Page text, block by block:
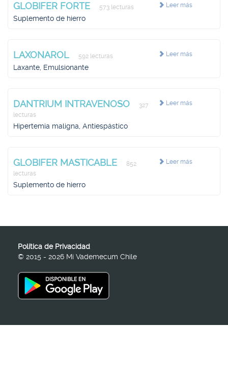
Leer más
GLOBIFER FORTE 573 lecturas
Suplemento de hierro
Leer más
LAXONAROL 592 lecturas
Laxante, Emulsionante
Leer más
DANTRIUM INTRAVENOSO
327
lecturas
Hipertemia maligna, Antiespástico
Leer más
GLOBIFER MASTICABLE
852
lecturas
Suplemento de hierro
Política de Privacidad
© 2015 - 2026 Mi Vademecum Chile